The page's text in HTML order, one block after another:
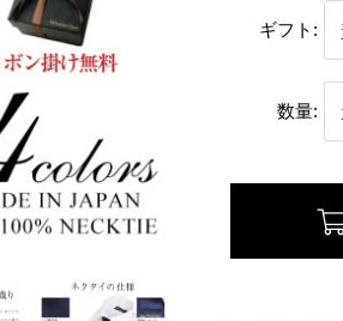
ギフト:
数量: